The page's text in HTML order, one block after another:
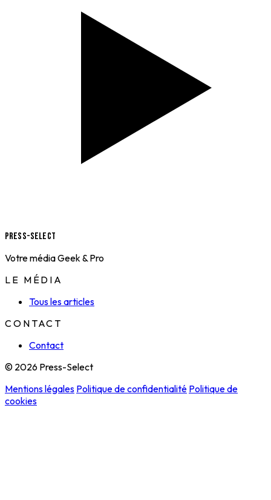
Press-Select
Votre média Geek & Pro
LE MÉDIA
Tous les articles
CONTACT
Contact
© 2026 Press-Select
Mentions légales Politique de confidentialité Politique de
cookies